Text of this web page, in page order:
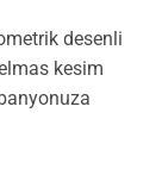
desenli
kesim